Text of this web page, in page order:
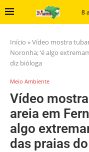
8
Início »Vídeo mostra
Noronha; ‘é algo
diz bióloga
Meio Ambiente
Vídeo
areia em
algo
das praias